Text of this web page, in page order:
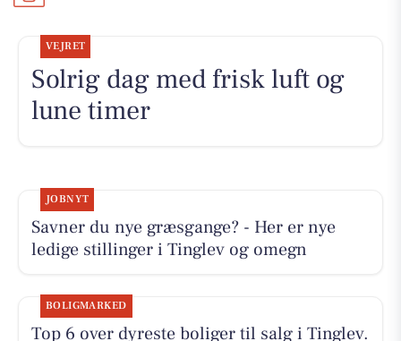
VEJRET
Solrig dag med frisk luft og
lune timer
JOBNYT
Savner du nye græsgange? - Her er nye
ledige stillinger i Tinglev og omegn
BOLIGMARKED
Top 6 over dyreste boliger til salg i Tinglev.